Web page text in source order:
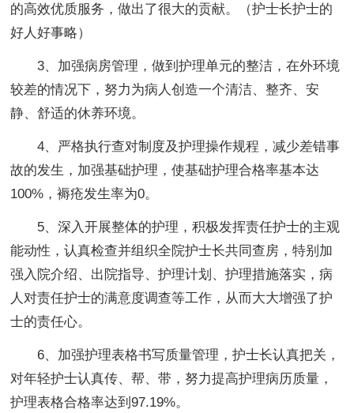
的高效优质服务，做出了很大的贡献。（护士长护士的
好人好事略）
3、加强病房管理，做到护理单元的整洁，在外环境
较差的情况下，努力为病人创造一个清洁、整齐、安
静、舒适的休养环境。
4、严格执行查对制度及护理操作规程，减少差错事
故的发生，加强基础护理，使基础护理合格率基本达
100%，褥疮发生率为0。
5、深入开展整体的护理，积极发挥责任护士的主观
能动性，认真检查并组织全院护士长共同查房，特别加
强入院介绍、出院指导、护理计划、护理措施落实，病
人对责任护士的满意度调查等工作，从而大大增强了护
士的责任心。
6、加强护理表格书写质量管理，护士长认真把关，
对年轻护士认真传、帮、带，努力提高护理病历质量，
护理表格合格率达到97.19%。